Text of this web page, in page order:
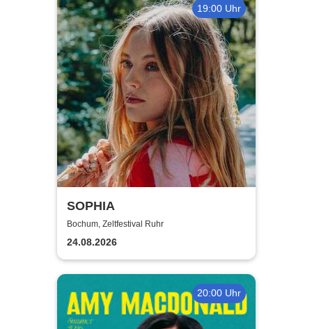
19:00 Uhr
SOPHIA
Bochum, Zeltfestival Ruhr
24.08.2026
20:00 Uhr